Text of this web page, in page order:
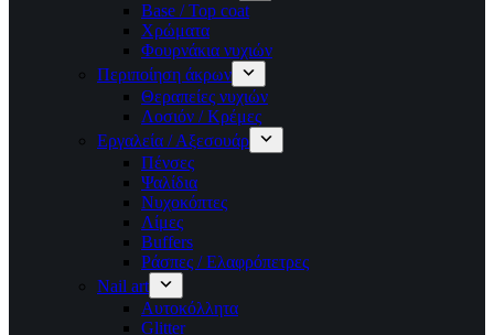
Base / Top coat
Χρώματα
Φουρνάκια νυχιών
Περιποίηση άκρων
Θεραπείες νυχιών
Λοσιόν / Κρέμες
Εργαλεία / Αξεσουάρ
Πένσες
Ψαλίδια
Νυχοκόπτες
Λίμες
Buffers
Ράσπες / Ελαφρόπετρες
Nail art
Αυτοκόλλητα
Glitter